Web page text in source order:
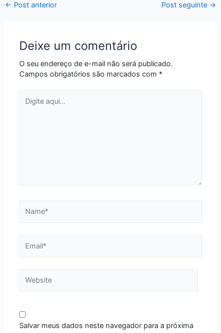
← Post anterior Post seguinte →
Deixe um comentário
O seu endereço de e-mail não será publicado.
Campos obrigatórios são marcados com *
aqui...
Salvar meus dados neste navegador para a próxima